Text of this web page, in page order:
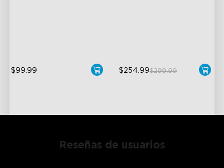
$99.99 $254.99$299.99
Reseñas de usuarios